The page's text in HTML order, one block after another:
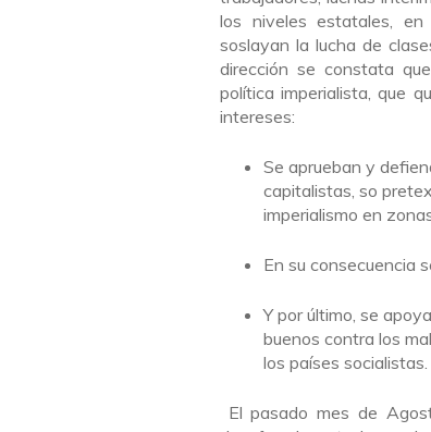
los niveles estatales,
soslayan la lucha de
dirección se constata
política imperialista, que
intereses:
Se aprueban y
capitalistas, so
imperialismo en
En su consecuencia
Y por último, se
buenos contra los
los países socialistas.
El pasado mes de